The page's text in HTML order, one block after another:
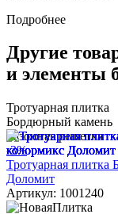
Подробнее
Другие
и элементы
Тротуарная плитка
Бордюрный камень
Газонная решетка
-3%
Тротуарная плитка
Доломит
Артикул: 1001240